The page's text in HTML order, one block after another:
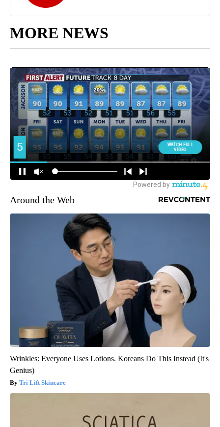
MORE NEWS
Around the Web
Wrinkles: Everyone Uses Lotions. Koreans Do This Instead (It's
Genius)
Tri Lift Skincare